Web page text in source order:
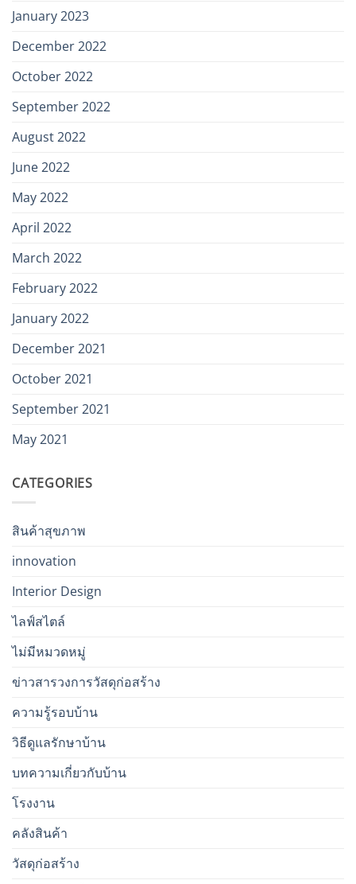
January 2023
December 2022
October 2022
September 2022
August 2022
June 2022
May 2022
April 2022
March 2022
February 2022
January 2022
December 2021
October 2021
September 2021
May 2021
CATEGORIES
สินค้าสุขภาพ
innovation
Interior Design
ไลฟ์สไตล์
ไม่มีหมวดหมู่
ข่าวสารวงการวัสดุก่อสร้าง
ความรู้รอบบ้าน
วิธีดูแลรักษาบ้าน
บทความเกี่ยวกับบ้าน
โรงงาน
คลังสินค้า
วัสดุก่อสร้าง